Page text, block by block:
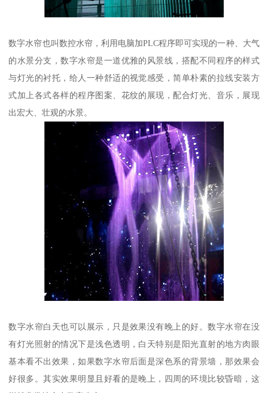
数字水帘也叫数控水帘，利用电脑加PLC程序即可实现的一种、大气
的水景分支，数字水帘是一道优雅的风景线，搭配不同程序的样式
与灯光的衬托，给人一种舒适的视觉感受，简单朴素的拉线安装方
式加上各式各样的程序图案、花纹的展现，配合灯光、音乐，展现
出宏大、壮观的水景。
数字水帘白天也可以展示，只是效果没有晚上的好。数字水帘在没
有灯光照射的情况下是浅色透明，白天特别是阳光直射的地方肉眼
基本看不出效果，如果数字水帘后面是深色系的背景墙，那效果会
好很多。其实效果明显且好看的是晚上，四周的环境比较昏暗，这